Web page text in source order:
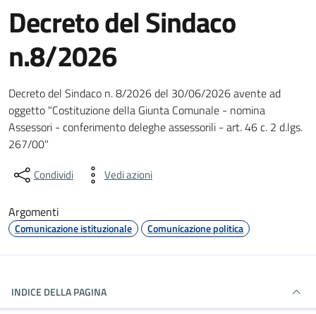
Decreto del Sindaco
n.8/2026
Dettagli del documento
Decreto del Sindaco n. 8/2026 del 30/06/2026 avente ad
oggetto "Costituzione della Giunta Comunale - nomina
Assessori - conferimento deleghe assessorili - art. 46 c. 2 d.lgs.
267/00"
Condividi Vedi azioni
Argomenti
Comunicazione istituzionale Comunicazione politica
INDICE DELLA PAGINA